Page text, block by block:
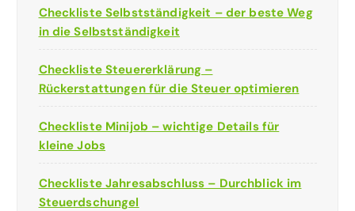
Checkliste Selbstständigkeit – der beste Weg
in die Selbstständigkeit
Checkliste Steuererklärung –
Rückerstattungen für die Steuer optimieren
Checkliste Minijob – wichtige Details für
kleine Jobs
Checkliste Jahresabschluss – Durchblick im
Steuerdschungel